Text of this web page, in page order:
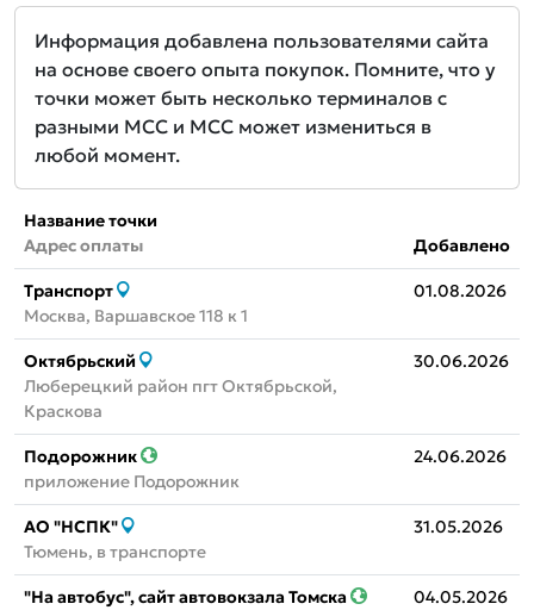
Информация добавлена пользователями сайта
на основе своего опыта покупок. Помните, что у
точки может быть несколько терминалов с
разными MCC и MCC может измениться в
любой момент.
Название точки
Адрес оплаты
Добавлено
Транспорт
Москва, Варшавское 118 к 1
01.08.2026
Октябрьский
Люберецкий район пгт Октябрьской,
Краскова
30.06.2026
Подорожник
приложение Подорожник
24.06.2026
АО "НСПК"
Тюмень, в транспорте
31.05.2026
"На автобус", сайт автовокзала Томска
04.05.2026